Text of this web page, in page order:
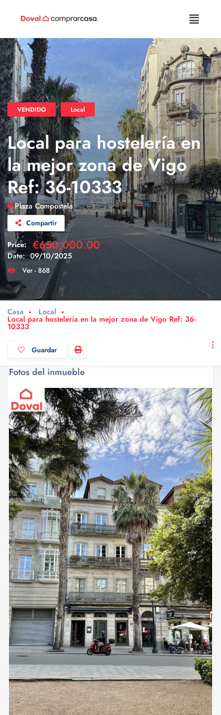
VENDIDO Local
Local para hostelería en
la mejor zona de Vigo
Ref: 36-10333
Plaza Compostela
Compartir
Price: €650,000.00
Date: 09/10/2025
Ver - 868
Casa Local
Local para hostelería en la mejor zona de Vigo Ref: 36-
10333
Guardar
Fotos del inmueble